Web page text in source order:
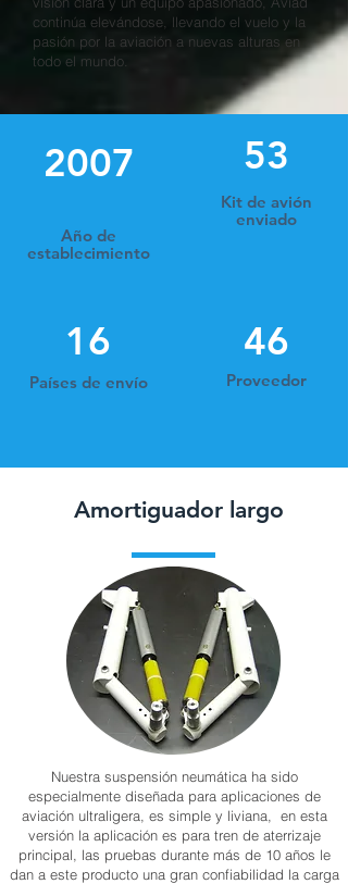
continúa elevándose, llevando el vuelo y la
pasión por la aviación a nuevas alturas en
todo el mundo.
2007
Año de
establecimiento
53
Kit de avión
enviado
16
Países de envío
46
Proveedor
Amortiguador largo
Nuestra suspensión neumática ha sido
especialmente diseñada para aplicaciones de
aviación ultraligera, es simple y liviana, en esta
versión la aplicación es para tren de aterrizaje
principal, las pruebas durante más de 10 años le
dan a este producto una gran confiabilidad la carga